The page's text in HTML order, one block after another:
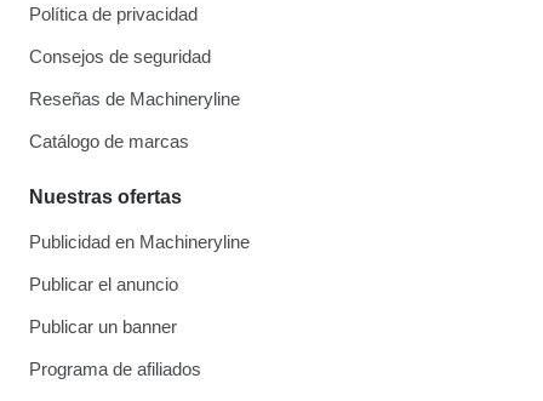
Política de privacidad
Consejos de seguridad
Reseñas de Machineryline
Catálogo de marcas
Nuestras ofertas
Publicidad en Machineryline
Publicar el anuncio
Publicar un banner
Programa de afiliados